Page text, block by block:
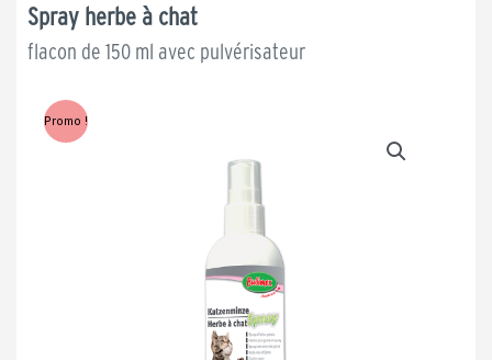
Spray herbe à chat
flacon de 150 ml avec pulvérisateur
Promo !